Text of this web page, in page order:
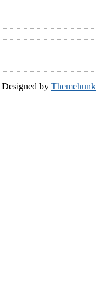
Designed by Themehunk